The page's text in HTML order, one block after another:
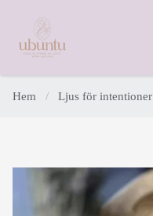
Hem / Ljus för intentioner